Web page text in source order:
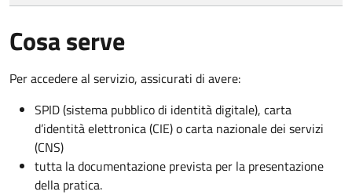
Cosa serve
Per accedere al servizio, assicurati di avere:
SPID (sistema pubblico di identità digitale), carta
d’identità elettronica (CIE) o carta nazionale dei servizi
(CNS)
tutta la documentazione prevista per la presentazione
della pratica.